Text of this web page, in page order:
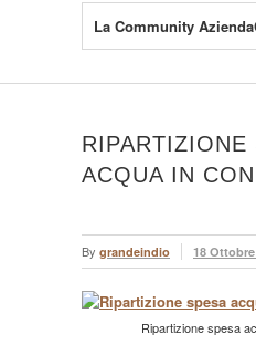
La Community
RIPARTIZIONE
ACQUA IN
By grandeindio 18 Ottobre
Ripartizione spesa